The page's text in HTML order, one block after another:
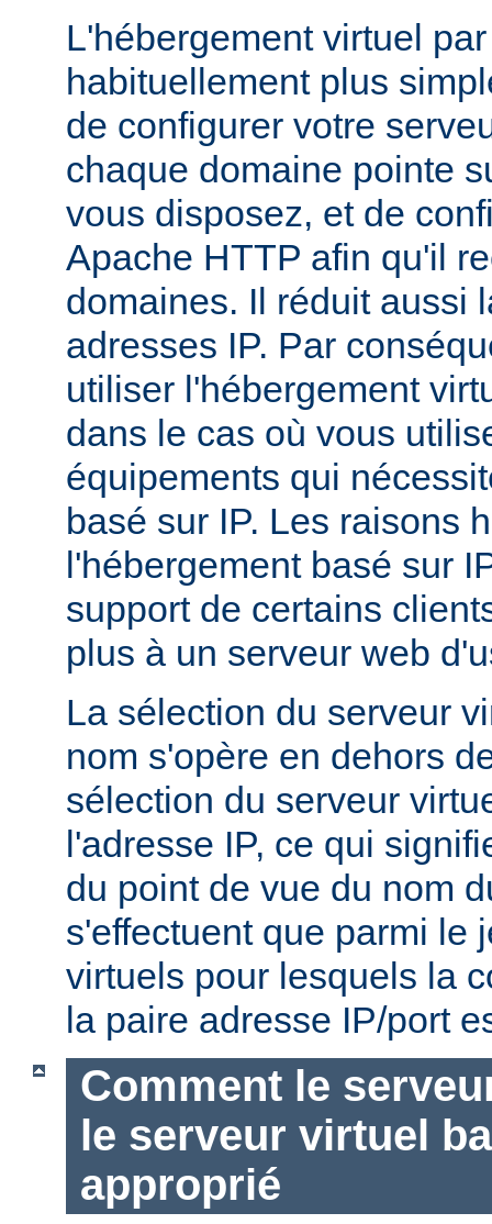
L'hébergement virtuel
habituellement plus
de configurer votre
chaque domaine pointe
vous disposez, et de
Apache HTTP afin qu'il
domaines. Il réduit aussi
adresses IP. Par
utiliser l'hébergement
dans le cas où vous
équipements qui
basé sur IP. Les raisons
l'hébergement basé sur
support de certains
plus à un serveur web
La sélection du serveur
nom s'opère en dehors
sélection du serveur
l'adresse IP, ce qui
du point de vue du nom
s'effectuent que parmi le
virtuels pour lesquels la
la paire adresse IP/port
Comment le
le serveur virtuel
approprié